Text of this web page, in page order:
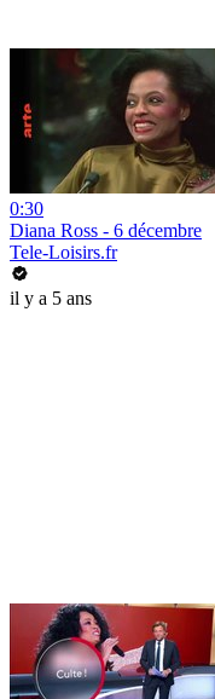
0:30
Diana Ross - 6 décembre
Tele-Loisirs.fr
il y a 5 ans